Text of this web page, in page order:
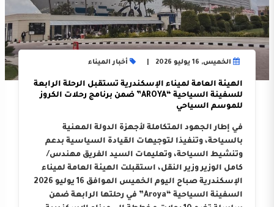
الخميس, 16 يوليو 2026 أخبار الميناء
الهيئة العامة لميناء الإسكندرية تستقبل الرحلة الرابعة
للسفينة السياحية “AROYA” ضمن برنامج رحلات الكروز
للموسم السياحي
في إطار الجهود المتكاملة لأجهزة الدولة المعنية
بالسياحة، وتنفيذا لتوجيهات القيادة السياسية بدعم
وتنشيط السياحة، وتعليمات السيد الفريق مهندس/
كامل الوزير وزير النقل، استقبلت الهيئة العامة لميناء
الإسكندرية صباح اليوم الخميس الموافق 16 يوليو 2026
السفينة السياحية “Aroya” في رحلتها الرابعة ضمن